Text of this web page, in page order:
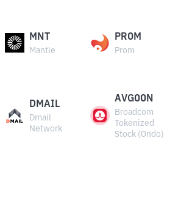
MNT
Mantle
PROM
Prom
DMAIL
Dmail
Network
AVGOON
Broadcom
Tokenized
Stock (Ondo)